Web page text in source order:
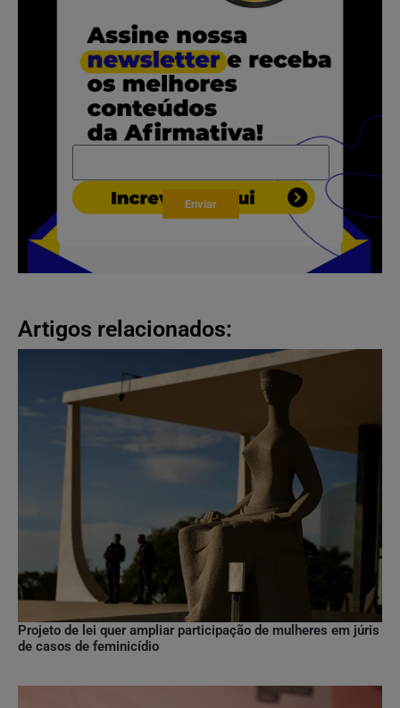
Enviar
Artigos relacionados:
Projeto de lei quer ampliar participação de mulheres em júris
de casos de feminicídio